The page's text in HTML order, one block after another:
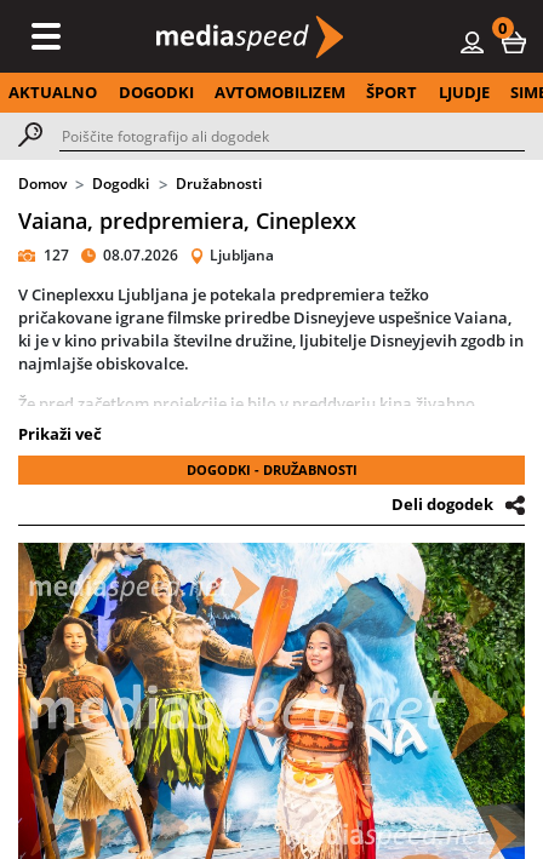
0
AKTUALNO DOGODKI AVTOMOBILIZEM ŠPORT LJUDJE
Domov Dogodki Družabnosti
Vaiana, predpremiera, Cineplexx
127 08.07.2026 Ljubljana
V Cineplexxu Ljubljana je potekala predpremiera težko
pričakovane igrane filmske priredbe Disneyjeve uspešnice Vaiana,
ki je v kino privabila številne družine, ljubitelje Disneyjevih zgodb in
najmlajše obiskovalce.
Že pred začetkom projekcije je bilo v preddverju kina živahno.
Otroci so uživali v poslikavah obrazov, se fotografirali v tematskem
čakala na velikem platnu.
Poseben trenutek dogodka je bil prihod slovenske sinhronizacijske
jih lahko spoznali tudi v živo in izvedeli več o nastajanju slovenske
različice filma.
Nova igrana različica Disneyjeve klasike spremlja pogumno Vaiano
(Moano), ki zasliši klic oceana in se odpravi na svojo največjo
pustolovščino. Na nevarni poti jo spremlja legendarni polbog Maui,
ki ga upodablja Dwayne Johnson, skupaj pa se podata na epsko
potovanje čez ocean, polno novih izzivov, nepričakovanih srečanj in
odkrivanja moči tradicije ter poguma.
Prikaži več
DOGODKI - DRUŽABNOSTI
Deli dogodek
Prejšnja